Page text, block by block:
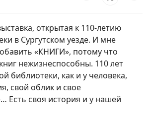
открытая к 110-летию
в Сургутском уезде. И мне
«КНИГИ», потому что
нежизнеспособны. 110 лет
библиотеки, как и у человека,
свой облик и свое
Есть своя история и у нашей